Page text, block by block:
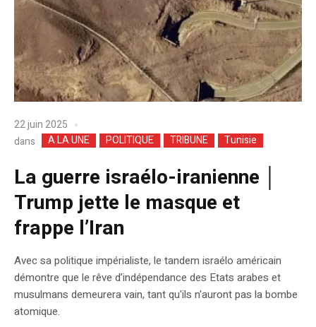
22 juin 2025
dans
A LA UNE POLITIQUE TRIBUNE Tunisie
La guerre israélo-iranienne │
Trump jette le masque et
frappe l’Iran
Avec sa politique impérialiste, le tandem israélo américain
démontre que le rêve d’indépendance des Etats arabes et
musulmans demeurera vain, tant qu'ils n'auront pas la bombe
atomique.